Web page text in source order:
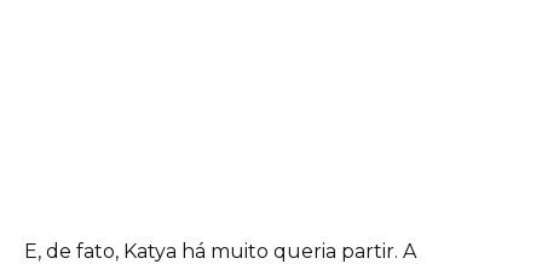
E, de fato, Katya há muito queria partir. A